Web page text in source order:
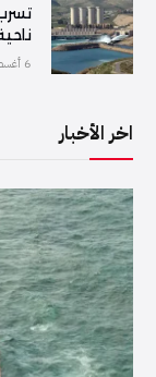
6 أغسطس, 2026
اخر الأخبار